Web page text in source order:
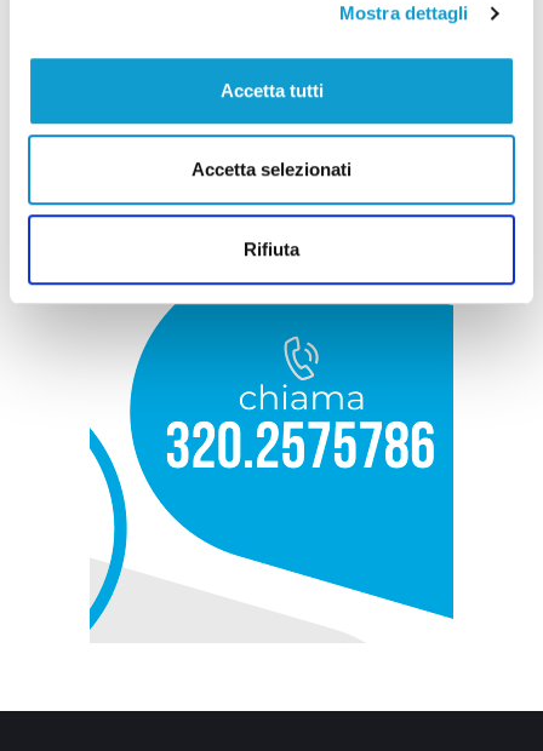
Mostra dettagli
Accetta tutti
Accetta selezionati
Rifiuta